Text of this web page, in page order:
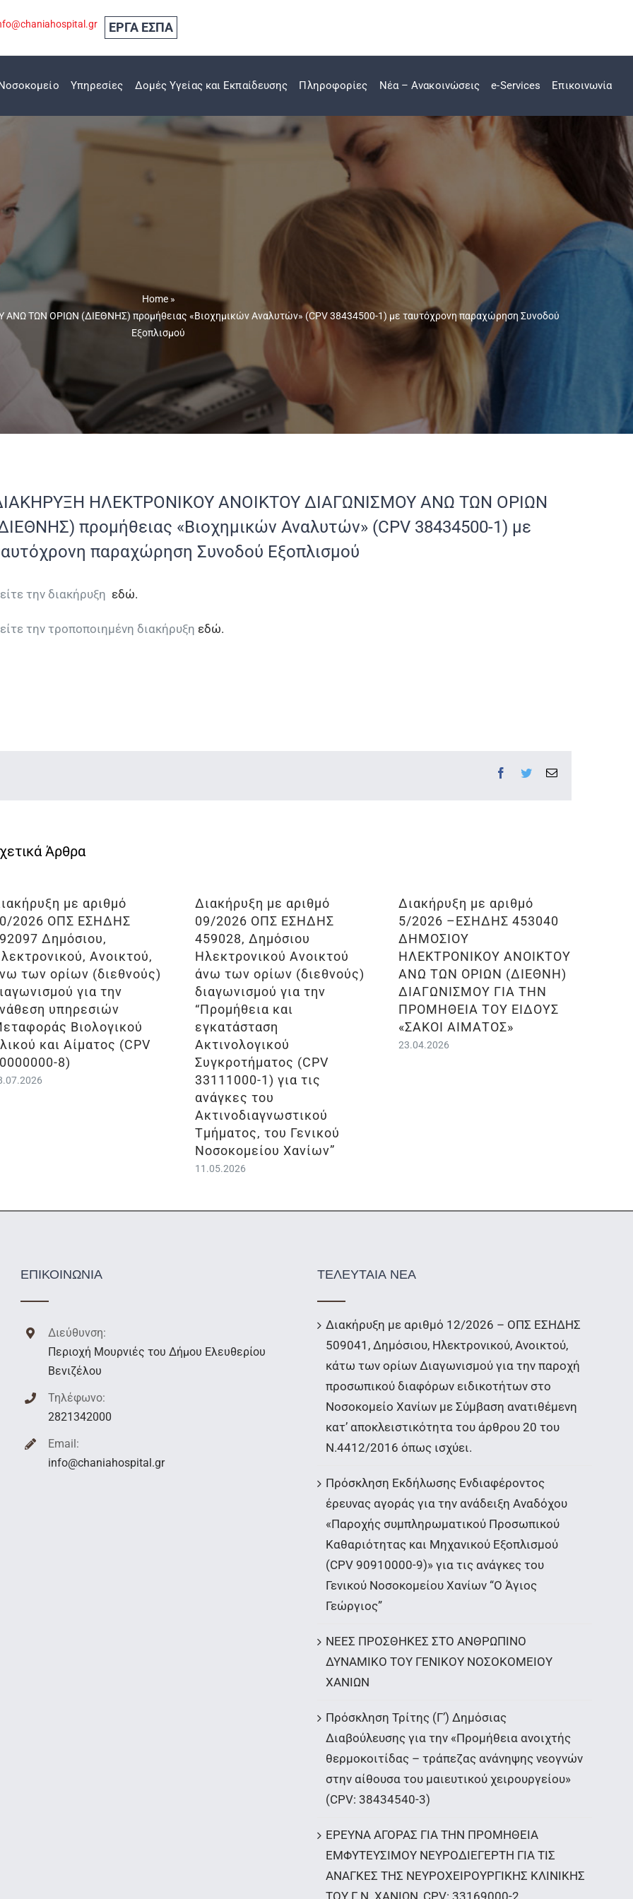
ΕΡΓΑ ΕΣΠΑ
Νοσοκομείο Υπηρεσίες Δομές Υγείας και Εκπαίδευσης Πληροφορίες Νέα – Ανακοινώσεις e-Services Επικοινωνία
Home»
ΤΩΝ ΟΡΙΩΝ (ΔΙΕΘΝΗΣ) προμήθειας «Βιοχημικών Αναλυτών» (CPV 38434500-1) με ταυτόχρονη παραχώρηση Συνοδού
Εξοπλισμού
ΗΛΕΚΤΡΟΝΙΚΟΥ ΑΝΟΙΚΤΟΥ ΔΙΑΓΩΝΙΣΜΟΥ ΑΝΩ ΤΩΝ ΟΡΙΩΝ
προμήθειας «Βιοχημικών Αναλυτών» (CPV 38434500-1) με
παραχώρηση Συνοδού Εξοπλισμού
την διακήρυξη εδώ.
την τροποποιημένη διακήρυξηεδώ.
Facebook
TwitterEmail
με αριθμό
2026 ΟΠΣ ΕΣΗΔΗΣ
Δημόσιου,
Ανοικτού,
των ορίων (διεθνούς)
για την
υπηρεσιών
Βιολογικού
και Αίματος (CPV
8)
Διακήρυξη με αριθμό
09/2026 ΟΠΣ ΕΣΗΔΗΣ
459028, Δημόσιου
Ηλεκτρονικού Ανοικτού
άνω των ορίων (διεθνούς)
διαγωνισμού για την
“Προμήθεια και
εγκατάσταση
Ακτινολογικού
Συγκροτήματος (CPV
33111000-1) για τις
ανάγκες του
Ακτινοδιαγνωστικού
Τμήματος, του Γενικού
Νοσοκομείου Χανίων”
11.05.2026
Διακήρυξη με αριθμό
5/2026 –ΕΣΗΔΗΣ 453040
ΔΗΜΟΣΙΟΥ
ΗΛΕΚΤΡΟΝΙΚΟΥ ΑΝΟΙΚΤΟΥ
ΑΝΩ ΤΩΝ ΟΡΙΩΝ (ΔΙΕΘΝΗ)
ΔΙΑΓΩΝΙΣΜΟΥ ΓΙΑ ΤΗΝ
ΠΡΟΜΗΘΕΙΑ ΤΟΥ ΕΙΔΟΥΣ
«ΣΑΚΟΙ ΑΙΜΑΤΟΣ»
23.04.2026
ΕΠΙΚΟΙΝΩΝΙΑ
Διεύθυνση:
Περιοχή Μουρνιές του Δήμου Ελευθερίου
Βενιζέλου
Τηλέφωνο:
2821342000
Email:
info@chaniahospital.gr
ΤΕΛΕΥΤΑΙΑ ΝΕΑ
Διακήρυξη με αριθμό 12/2026 – ΟΠΣ ΕΣΗΔΗΣ
509041, Δημόσιου, Ηλεκτρονικού, Ανοικτού,
κάτω των ορίων Διαγωνισμού για την παροχή
προσωπικού διαφόρων ειδικοτήτων στο
Νοσοκομείο Χανίων με Σύμβαση ανατιθέμενη
κατ’ αποκλειστικότητα του άρθρου 20 του
Ν.4412/2016 όπως ισχύει.
Πρόσκληση Εκδήλωσης Ενδιαφέροντος
έρευνας αγοράς για την ανάδειξη Αναδόχου
«Παροχής συμπληρωματικού Προσωπικού
Καθαριότητας και Μηχανικού Εξοπλισμού
(CPV 90910000-9)» για τις ανάγκες του
Γενικού Νοσοκομείου Χανίων “Ο Άγιος
Γεώργιος”
ΝΕΕΣ ΠΡΟΣΘΗΚΕΣ ΣΤΟ ΑΝΘΡΩΠΙΝΟ
ΔΥΝΑΜΙΚΟ ΤΟΥ ΓΕΝΙΚΟΥ ΝΟΣΟΚΟΜΕΙΟΥ
ΧΑΝΙΩΝ
Πρόσκληση Τρίτης (Γ’) Δημόσιας
Διαβούλευσης για την «Προμήθεια ανοιχτής
θερμοκοιτίδας – τράπεζας ανάνηψης νεογνών
στην αίθουσα του μαιευτικού χειρουργείου»
(CPV: 38434540-3)
ΕΡΕΥΝΑ ΑΓΟΡΑΣ ΓΙΑ ΤΗΝ ΠΡΟΜΗΘΕΙΑ
ΕΜΦΥΤΕΥΣΙΜΟΥ ΝΕΥΡΟΔΙΕΓΕΡΤΗ ΓΙΑ ΤΙΣ
ΑΝΑΓΚΕΣ ΤΗΣ ΝΕΥΡΟΧΕΙΡΟΥΡΓΙΚΗΣ ΚΛΙΝΙΚΗΣ
ΤΟΥ Γ.Ν. ΧΑΝΙΩΝ, CPV: 33169000-2